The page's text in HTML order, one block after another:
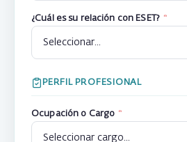
¿Cuál es su relación con ESET? *
PERFIL PROFESIONAL
Ocupación o Cargo *